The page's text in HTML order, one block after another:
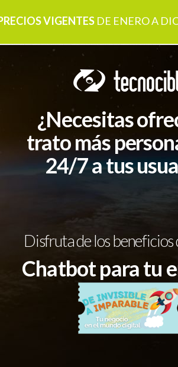
VIGENTES DE ENERO A
¿Necesitas
trato más
24/7 a tus
Disfruta de los beneficios
Chatbot para tu